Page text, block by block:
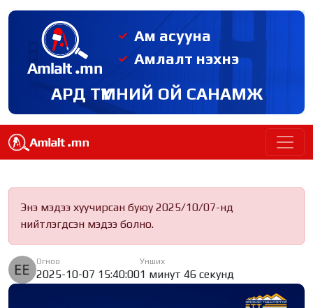
Ам асууна
Амлалт нэхнэ
АРД ТҮМНИЙ ОЙ САНАМЖ
Энэ мэдээ хуучирсан буюу 2025/10/07-нд
нийтлэгдсэн мэдээ болно.
Огноо
2025-10-07 15:40:00
Унших
1 минут 46 секунд